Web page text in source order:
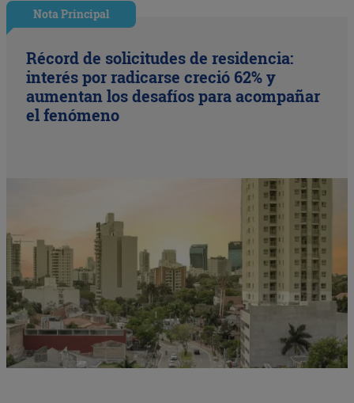
Nota Principal
Récord de solicitudes de residencia:
interés por radicarse creció 62% y
aumentan los desafíos para acompañar
el fenómeno